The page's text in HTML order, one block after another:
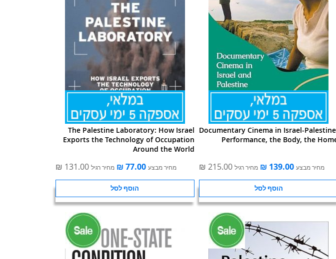
Documentary Cinema in Israel-
Performance, the Body, the
מחיר מבצע ‏139.00 ‏₪ מחיר רגיל ‏215.00 ‏₪
הוסף לסל
The Palestine Laboratory: How Israel
Exports the Technology of Occupation
Around the World
מחיר מבצע ‏77.00 ‏₪ מחיר רגיל ‏131.00 ‏₪
הוסף לסל